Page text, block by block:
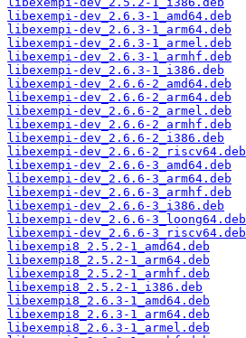
libexempi-dev_2.6.3-1_amd64.deb
libexempi-dev_2.6.3-1_arm64.deb
libexempi-dev_2.6.3-1_armel.deb
libexempi-dev_2.6.3-1_armhf.deb
libexempi-dev_2.6.3-1_i386.deb
libexempi-dev_2.6.6-2_amd64.deb
libexempi-dev_2.6.6-2_arm64.deb
libexempi-dev_2.6.6-2_armel.deb
libexempi-dev_2.6.6-2_armhf.deb
libexempi-dev_2.6.6-2_i386.deb
libexempi-dev_2.6.6-2_riscv64.deb
libexempi-dev_2.6.6-3_amd64.deb
libexempi-dev_2.6.6-3_arm64.deb
libexempi-dev_2.6.6-3_armhf.deb
libexempi-dev_2.6.6-3_i386.deb
libexempi-dev_2.6.6-3_loong64.deb
libexempi-dev_2.6.6-3_riscv64.deb
libexempi8_2.5.2-1_amd64.deb
libexempi8_2.5.2-1_arm64.deb
libexempi8_2.5.2-1_armhf.deb
libexempi8_2.5.2-1_i386.deb
libexempi8_2.6.3-1_amd64.deb
libexempi8_2.6.3-1_arm64.deb
libexempi8_2.6.3-1_armel.deb